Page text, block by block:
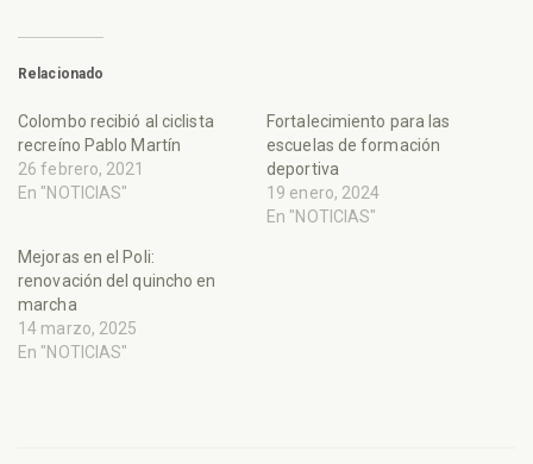
Relacionado
Colombo recibió al ciclista
recreíno Pablo Martín
26 febrero, 2021
En "NOTICIAS"
Fortalecimiento para las
escuelas de formación
deportiva
19 enero, 2024
En "NOTICIAS"
Mejoras en el Poli:
renovación del quincho en
marcha
14 marzo, 2025
En "NOTICIAS"